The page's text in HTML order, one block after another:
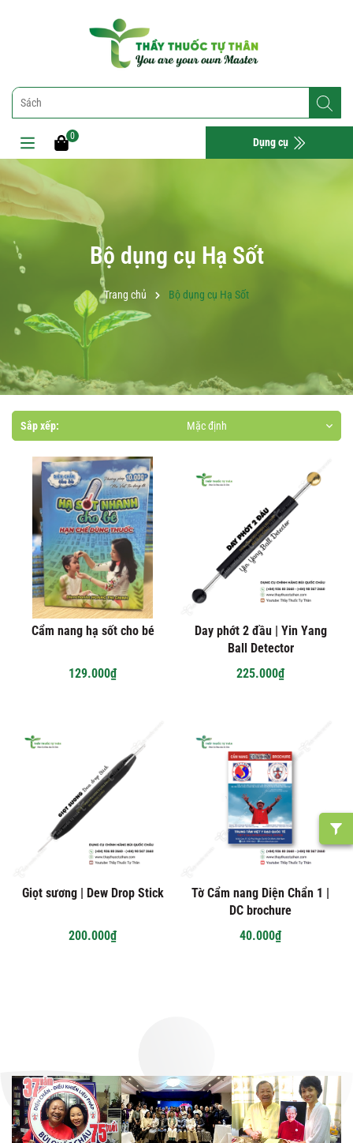
0 Dụng cụ
Bộ dụng cụ Hạ Sốt
Trang chủ Bộ dụng cụ Hạ Sốt
Sắp xếp: Mặc định
Cẩm nang hạ sốt cho bé
129.000₫
Day phớt 2 đầu | Yin Yang
Ball Detector
225.000₫
Giọt sương | Dew Drop Stick
200.000₫
Tờ Cẩm nang Diện Chẩn 1 |
DC brochure
40.000₫